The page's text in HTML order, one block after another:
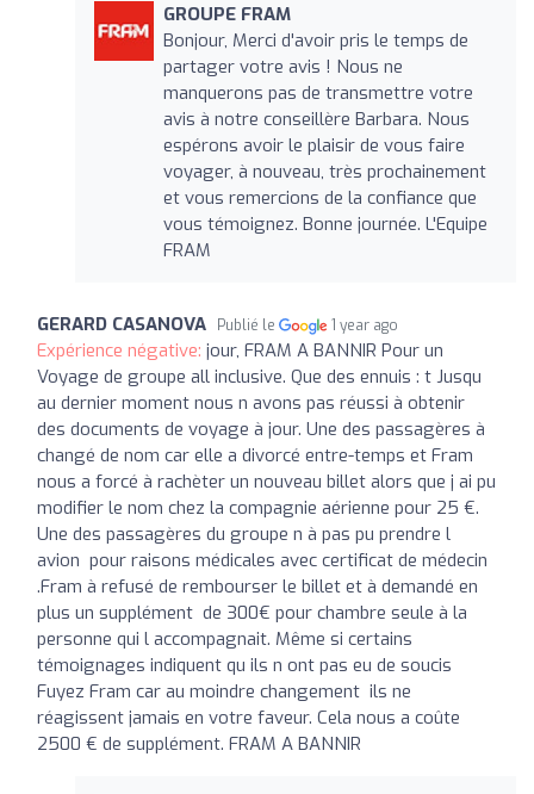
GROUPE FRAM
Bonjour, Merci d'avoir pris le temps de
partager votre avis ! Nous ne
manquerons pas de transmettre votre
avis à notre conseillère Barbara. Nous
espérons avoir le plaisir de vous faire
voyager, à nouveau, très prochainement
et vous remercions de la confiance que
vous témoignez. Bonne journée. L'Equipe
FRAM
GERARD CASANOVA Publié le 1 year ago
Expérience négative: jour, FRAM A BANNIR Pour un
Voyage de groupe all inclusive. Que des ennuis : t Jusqu
au dernier moment nous n avons pas réussi à obtenir
des documents de voyage à jour. Une des passagères à
changé de nom car elle a divorcé entre-temps et Fram
nous a forcé à rachèter un nouveau billet alors que j ai pu
modifier le nom chez la compagnie aérienne pour 25 €.
Une des passagères du groupe n à pas pu prendre l
avion pour raisons médicales avec certificat de médecin
.Fram à refusé de rembourser le billet et à demandé en
plus un supplément de 300€ pour chambre seule à la
personne qui l accompagnait. Même si certains
témoignages indiquent qu ils n ont pas eu de soucis
Fuyez Fram car au moindre changement ils ne
réagissent jamais en votre faveur. Cela nous a coûte
2500 € de supplément. FRAM A BANNIR